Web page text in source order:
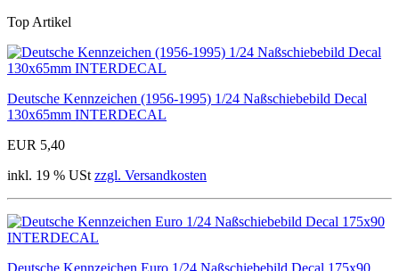
Top Artikel
Deutsche Kennzeichen (1956-1995) 1/24 Naßschiebebild Decal
130x65mm INTERDECAL
EUR 5,40
inkl. 19 % USt zzgl. Versandkosten
Deutsche Kennzeichen Euro 1/24 Naßschiebebild Decal 175x90